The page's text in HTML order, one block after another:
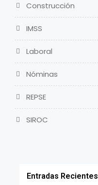
Construcción
IMSS
Laboral
Nóminas
REPSE
SIROC
Entradas Recientes